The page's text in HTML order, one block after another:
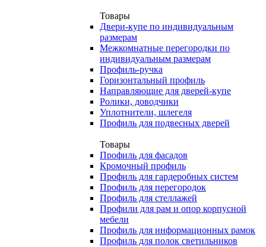
Товары
Двери-купе по индивидуальным
размерам
Межкомнатные перегородки по
индивидуальным размерам
Профиль-ручка
Горизонтальный профиль
Направляющие для дверей-купе
Ролики, доводчики
Уплотнители, шлегеля
Профиль для подвесных дверей
Товары
Профиль для фасадов
Кромочный профиль
Профиль для гардеробных систем
Профиль для перегородок
Профиль для стеллажей
Профили для рам и опор корпусной
мебели
Профиль для информационных рамок
Профиль для полок светильников